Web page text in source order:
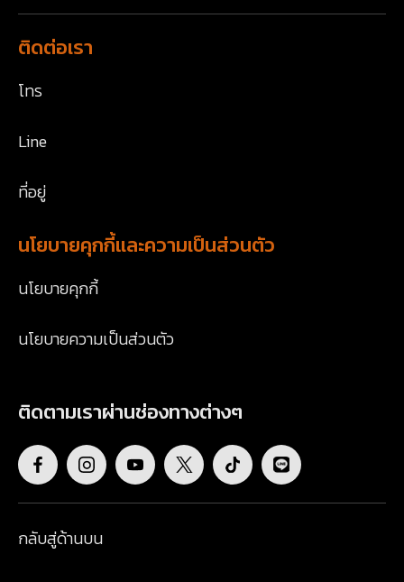
ติดต่อเรา
โทร
Line
ที่อยู่
นโยบายคุกกี้และความเป็นส่วนตัว
นโยบายคุกกี้
นโยบายความเป็นส่วนตัว
ติดตามเราผ่านช่องทางต่างๆ
กลับสู่ด้านบน